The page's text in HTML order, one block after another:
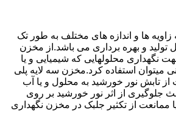
زاویه ها و اندازه های مختلف به طور تک
تولید و بهره برداری می باشد.از مخزن
نگهداری محلولهایی که شیمیایی و یا
میتوان استفاده کرد.مخزن سه لایه پلی
از تابش نور خورشید به محلول و یا آب
جلوگیری از اثر نور خورشید بر روی
ممانعت از تکثیر جلبک در مخزن نگهداری